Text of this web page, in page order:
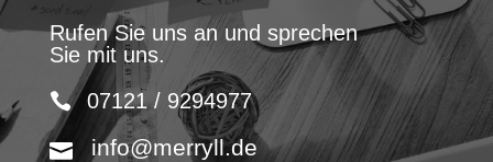
Rufen Sie uns an und sprechen
Sie mit uns.
07121 / 9294977
info@merryll.de